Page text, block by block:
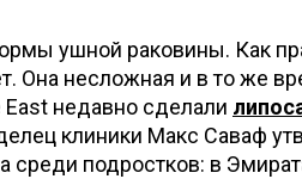
ушной раковины. Как
Она несложная и в то же
недавно сделали
клиники Макс Саваф
среди подростков: в